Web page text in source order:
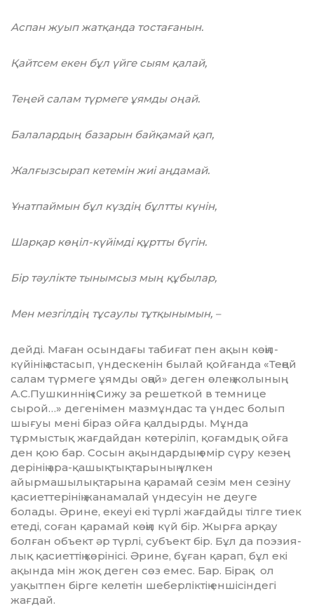
Аспан жуып жатқанда тостағанын.
Қайтсем екен бұл үйге сыям қалай,
Теңей салам түрмеге ұямды оңай.
Балалардың базарын байқамай қап,
Жалғызсырап кетемін жиі аңдамай.
Ұнатпаймын бұл күздің бұлтты күнін,
Шарқар көңіл-күйімді құртты бүгін.
Бір тәулікте тынымсыз мың құбылар,
Мен мезгілдің тұсаулы тұтқынымын, –
дейді. Маған осындағы табиғат пен ақын көңіл-
күйінің астасып, үндескенін былай қойғанда «Теңей
салам түрмеге ұямды оң­ай» деген өлең жолының
А.С.Пушкиннің «Сижу за решеткой в темнице
сырой…» дегенімен мазмұндас та үндес болып
шығуы мені біраз ойға қалдырды. Мұнда
тұрмыстық жағдайдан көтеріліп, қоғамдық ойға
ден қою бар. Сосын ақындардың өмір сүру кезең­
дерінің ара-қашықтықтарының үл­кен
айырмашылықтарына қарамай сезім мен сезіну
қасиеттерінің жанамалай үн­де­суін не деуге
болады. Әрине, екеуі екі түрлі жағ­дайды тілге тиек
етеді, соған қарамай көңіл күй бір. Жырға арқау
болған объект әр түрлі, субъект бір. Бұл да поэзия­
лық қа­сиеттің көрінісі. Әрине, бұған қарап, бұл екі
ақында мін жоқ деген сөз емес. Бар. Бірақ ол
уақыт­пен бірге келетін шеберліктің еншісіндегі
жағдай.